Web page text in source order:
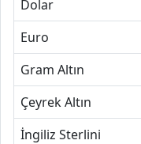
Dolar
Euro
Gram Altın
Çeyrek Altın
İngiliz Sterlini